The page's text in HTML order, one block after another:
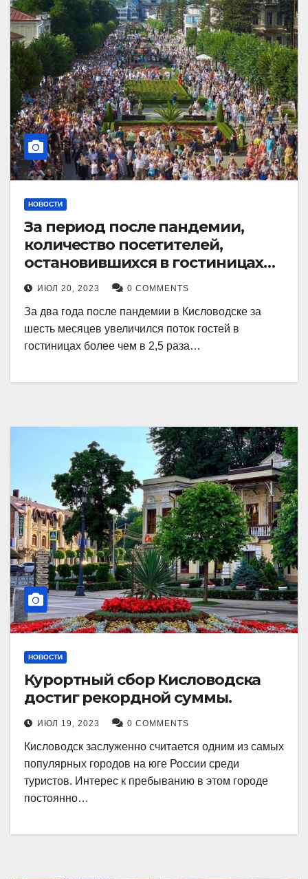
НОВОСТИ
За период после пандемии,
количество посетителей,
остановившихся в гостиницах
Кисловодска, выросло в 2,5 раза.
ИЮЛ 20, 2023 0 COMMENTS
За два года после пандемии в Кисловодске за
шесть месяцев увеличился поток гостей в
гостиницах более чем в 2,5 раза…
НОВОСТИ
Курортный сбор Кисловодска
достиг рекордной суммы.
ИЮЛ 19, 2023 0 COMMENTS
Кисловодск заслуженно считается одним из самых
популярных городов на юге России среди
туристов. Интерес к пребыванию в этом городе
постоянно…